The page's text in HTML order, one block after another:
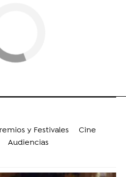
y Festivales
Cine
Audiencias